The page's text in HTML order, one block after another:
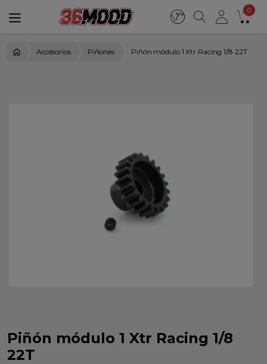
0
Accesorios Piñones Piñón módulo 1 Xtr Racing 1/8 22T
Piñón módulo 1 Xtr Racing 1/8
22T